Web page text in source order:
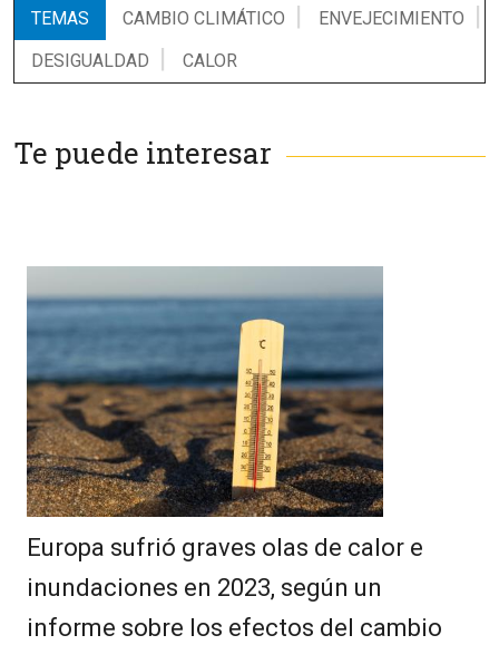
TEMAS CAMBIO CLIMÁTICO
ENVEJECIMIENTO
DESIGUALDAD
CALOR
Te puede interesar
Europa sufrió graves olas de calor e
inundaciones en 2023, según un
informe sobre los efectos del cambio